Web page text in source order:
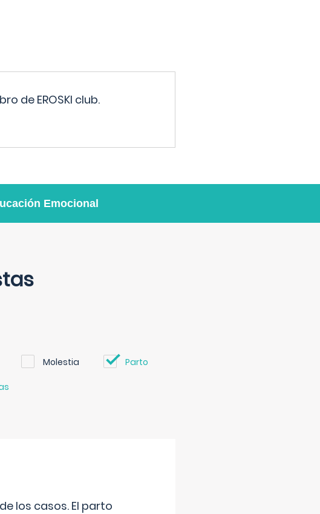
de EROSKI club.
Emocional
Molestia Parto
los casos. El parto